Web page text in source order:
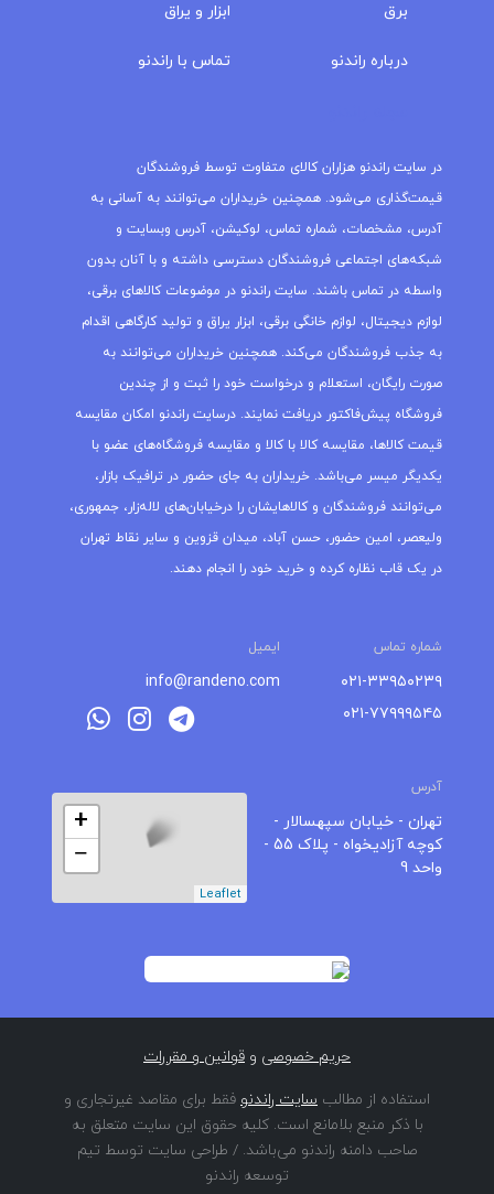
برق
درباره‌ راندنو
ابزار و یراق
تماس با راندنو
در سایت راندنو هزاران کالای متفاوت توسط فروشندگان
قیمت‌گذاری می‌شود. همچنین خریداران می‌توانند به آسانی به
آدرس، مشخصات، شماره تماس، لوکیشن، آدرس وبسایت و
شبکه‌های اجتماعی فروشندگان دسترسی داشته و با آنان بدون
واسطه در تماس باشند. سایت راندنو در موضوعات کالاهای برقی،
لوازم دیجیتال، لوازم خانگی برقی، ابزار یراق و تولید کارگاهی اقدام
به جذب فروشندگان می‌کند. همچنین خریداران می‌توانند به
صورت رایگان، استعلام و درخواست خود را ثبت و از چندین
فروشگاه پیش‌فاکتور دریافت نمایند. درسایت راندنو امکان مقایسه
قیمت کالاها، مقایسه کالا با کالا و مقایسه فروشگاه‌های عضو با
یکدیگر میسر می‌باشد. خریداران به جای حضور در ترافیک بازار،
می‌توانند فروشندگان و کالاهایشان را درخیابان‌های لاله‌زار، جمهوری،
ولیعصر، امین حضور، حسن آباد، میدان قزوین و سایر نقاط تهران
در یک قاب نظاره کرده و خرید خود را انجام دهند.
شماره تماس ایمیل
۰۲۱-۳۳۹۵۰۲۳۹
۰۲۱-۷۷۹۹۹۵۴۵
info@randeno.com
آدرس
تهران - خیابان سپهسالار -
کوچه آزادیخواه - پلاک 55 -
واحد 9
+
−
Leaflet
حریم خصوصی و قوانین و مقررات
استفاده از مطالب سایت راندنو فقط برای مقاصد غیرتجاری و
با ذکر منبع بلامانع است. کلیه حقوق این سایت متعلق به
صاحب دامنه راندنو می‌باشد. / طراحی سایت توسط تیم
توسعه راندنو